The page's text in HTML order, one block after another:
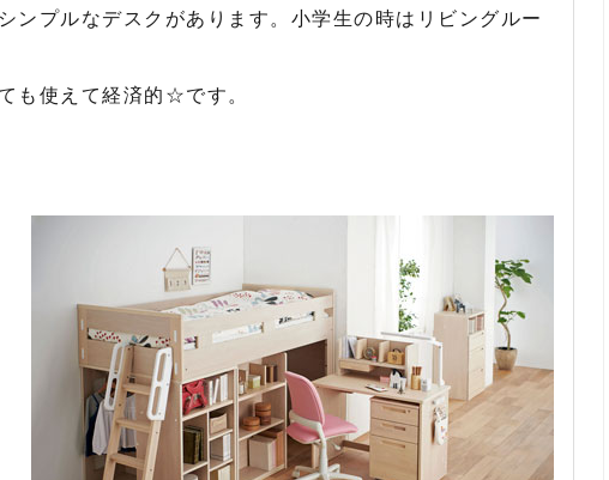
ンプルなデスクがあります。小学生の時はリビングルー
も使えて経済的☆です。